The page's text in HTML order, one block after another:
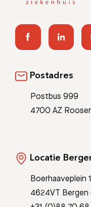
Postadres
Postbus 999
4700 AZ
Locatie
Boerhaaveplein 1
4624VT Bergen